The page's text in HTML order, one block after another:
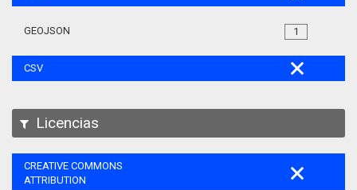
1
GEOJSON
CSV
Licencias
CREATIVE COMMONS
ATTRIBUTION